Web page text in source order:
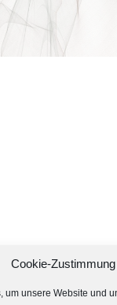
Cookie-
um unsere Website und